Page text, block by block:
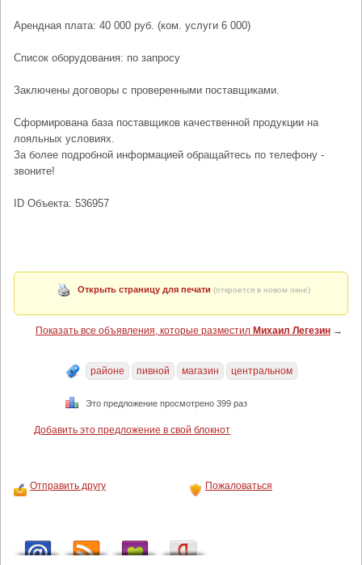
Арендная плата: 40 000 руб. (ком. услуги 6 000)
Список оборудования: по запросу
Заключены договоры с проверенными поставщиками.
Сформирована база поставщиков качественной продукции на
лояльных условиях.
За более подробной информацией обращайтесь по телефону -
звоните!
ID Объекта: 536957
Открыть страницу для печати (откроется в новом окне)
Показать все объявления, которые разместил Михаил Легезин →
районе пивной магазин центральном
Это предложение просмотрено 399 раз
Добавить это предложение в свой блокнот
Отправить другу Пожаловаться